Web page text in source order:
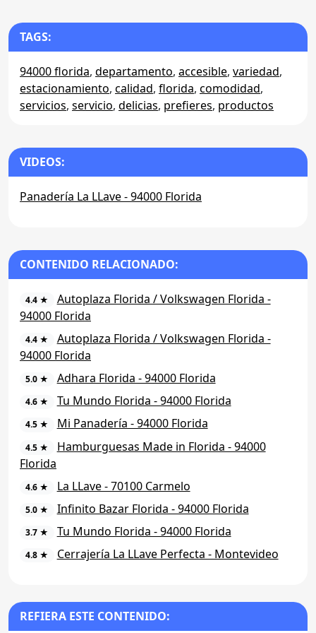
TAGS:
94000 florida, departamento, accesible, variedad,
estacionamiento, calidad, florida, comodidad,
servicios, servicio, delicias, prefieres, productos
VIDEOS:
Panadería La LLave - 94000 Florida
CONTENIDO RELACIONADO:
4.4 ★
Autoplaza Florida / Volkswagen Florida -
94000 Florida
4.4 ★
Autoplaza Florida / Volkswagen Florida -
94000 Florida
5.0 ★ Adhara Florida - 94000 Florida
4.6 ★ Tu Mundo Florida - 94000 Florida
4.5 ★ Mi Panadería - 94000 Florida
4.5 ★
Hamburguesas Made in Florida - 94000
Florida
4.6 ★ La LLave - 70100 Carmelo
5.0 ★ Infinito Bazar Florida - 94000 Florida
3.7 ★ Tu Mundo Florida - 94000 Florida
4.8 ★ Cerrajería La LLave Perfecta - Montevideo
REFIERA ESTE CONTENIDO: